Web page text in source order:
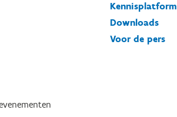
Kennisplatform
Downloads
Voor de pers